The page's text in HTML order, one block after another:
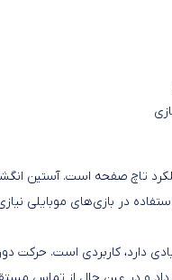
تاچ صفحه است. آستین
در بازی‌های موبایلی
کاربردی است. حرکت